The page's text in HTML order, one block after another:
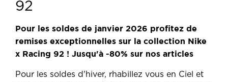
92
Pour les soldes de janvier 2026 profitez de
remises exceptionnelles sur la collection Nike
x Racing 92 ! Jusqu'à -80% sur nos articles
Pour les soldes d'hiver, rhabillez vous en Ciel et